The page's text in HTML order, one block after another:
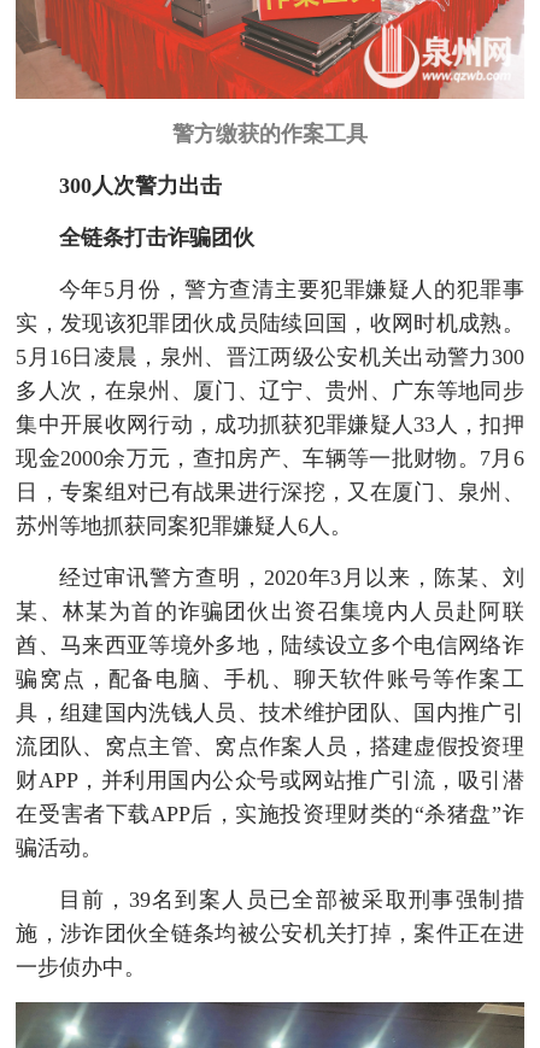
警方缴获的作案工具
300人次警力出击
全链条打击诈骗团伙
今年5月份，警方查清主要犯罪嫌疑人的犯罪事
实，发现该犯罪团伙成员陆续回国，收网时机成熟。
5月16日凌晨，泉州、晋江两级公安机关出动警力300
多人次，在泉州、厦门、辽宁、贵州、广东等地同步
集中开展收网行动，成功抓获犯罪嫌疑人33人，扣押
现金2000余万元，查扣房产、车辆等一批财物。7月6
日，专案组对已有战果进行深挖，又在厦门、泉州、
苏州等地抓获同案犯罪嫌疑人6人。
经过审讯警方查明，2020年3月以来，陈某、刘
某、林某为首的诈骗团伙出资召集境内人员赴阿联
酋、马来西亚等境外多地，陆续设立多个电信网络诈
骗窝点，配备电脑、手机、聊天软件账号等作案工
具，组建国内洗钱人员、技术维护团队、国内推广引
流团队、窝点主管、窝点作案人员，搭建虚假投资理
财APP，并利用国内公众号或网站推广引流，吸引潜
在受害者下载APP后，实施投资理财类的“杀猪盘”诈
骗活动。
目前，39名到案人员已全部被采取刑事强制措
施，涉诈团伙全链条均被公安机关打掉，案件正在进
一步侦办中。